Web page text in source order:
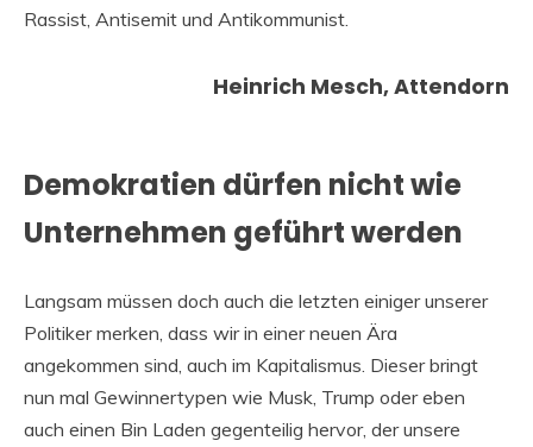
Rassist, Antisemit und Antikommunist.
Heinrich Mesch, Attendorn
Demokratien dürfen nicht wie
Unternehmen geführt werden
Langsam müssen doch auch die letzten einiger unserer
Politiker merken, dass wir in einer neuen Ära
angekommen sind, auch im Kapitalismus. Dieser bringt
nun mal Gewinnertypen wie Musk, Trump oder eben
auch einen Bin Laden gegenteilig hervor, der unsere